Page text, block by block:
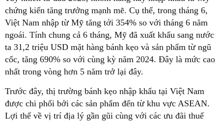
chứng kiến tăng trưởng mạnh mẽ. Cụ thể, trong tháng 6,
Việt Nam nhập từ Mỹ tăng tới 354% so với tháng 6 năm
ngoái. Tính chung cả 6 tháng, Mỹ đã xuất khẩu sang nước
ta 31,2 triệu USD mặt hàng bánh kẹo và sản phẩm từ ngũ
cốc, tăng 690% so với cùng kỳ năm 2024. Đây là mức cao
nhất trong vòng hơn 5 năm trở lại đây.
Trước đây, thị trường bánh kẹo nhập khẩu tại Việt Nam
được chi phối bởi các sản phẩm đến từ khu vực ASEAN.
Lợi thế về vị trí địa lý gần gũi cùng với các ưu đãi thuế